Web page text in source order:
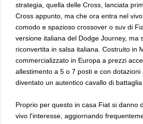
strategia, quella delle Cross, lanciata
Cross appunto, ma che ora entra nel
comodo e spazioso crossover o suv di
versione italiana del Dodge Journey, ma
riconvertita in salsa italiana. Costruito in
commercializzato in Europa a prezzi
allestimento a 5 o 7 posti e con dotazioni
diventato un autentico cavallo di
Proprio per questo in casa Fiat si danno
vivo l'interesse, aggiornando